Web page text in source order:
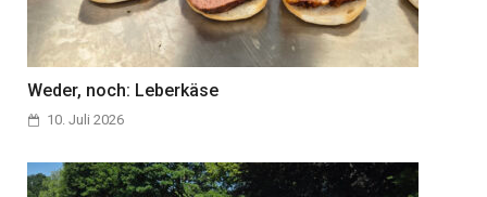
Weder, noch: Leberkäse
10. Juli 2026